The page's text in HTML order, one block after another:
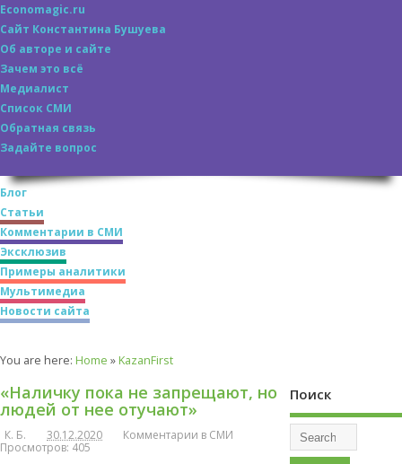
Economagic.ru
Сайт Константина Бушуева
Об авторе и сайте
Зачем это всё
Медиалист
Список СМИ
Обратная связь
Задайте вопрос
Блог
Статьи
Комментарии в СМИ
Эксклюзив
Примеры аналитики
Мультимедиа
Новости сайта
You are here: Home » KazanFirst
«Наличку пока не запрещают, но
людей от нее отучают»
К. Б. 30.12.2020
Комментарии в СМИ
Просмотров: 405
Поиск